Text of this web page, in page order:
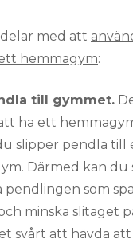
med att
hemmagym:
till gymmet.
ha ett
slipper pendla till
Därmed kan du
pendlingen som
minska slitaget
svårt att hävda